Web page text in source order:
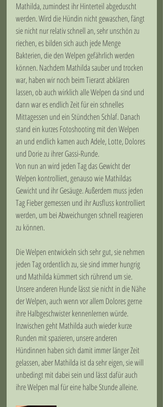
Mathilda, zumindest ihr Hinterteil abgeduscht
werden. Wird die Hündin nicht gewaschen, fängt
sie nicht nur relativ schnell an, sehr unschön zu
riechen, es bilden sich auch jede Menge
Bakterien, die den Welpen gefährlich werden
können. Nachdem Mathilda sauber und trocken
war, haben wir noch beim Tierarzt abklären
lassen, ob auch wirklich alle Welpen da sind und
dann war es endlich Zeit für ein schnelles
Mittagessen und ein Stündchen Schlaf. Danach
stand ein kurzes Fotoshooting mit den Welpen
an und endlich kamen auch Adele, Lotte, Dolores
und Dorie zu ihrer Gassi-Runde.
Von nun an wird jeden Tag das Gewicht der
Welpen kontrolliert, genauso wie Mathildas
Gewicht und ihr Gesäuge. Außerdem muss jeden
Tag Fieber gemessen und ihr Ausfluss kontrolliert
werden, um bei Abweichungen schnell reagieren
zu können.
Die Welpen entwickeln sich sehr gut, sie nehmen
jeden Tag ordentlich zu, sie sind immer hungrig
und Mathilda kümmert sich rührend um sie.
Unsere anderen Hunde lässt sie nicht in die Nähe
der Welpen, auch wenn vor allem Dolores gerne
ihre Halbgeschwister kennenlernen würde.
Inzwischen geht Mathilda auch wieder kurze
Runden mit spazieren, unsere anderen
Hündinnen haben sich damit immer länger Zeit
gelassen, aber Mathilda ist da sehr eigen, sie will
unbedingt mit dabei sein und lässt dafür auch
ihre Welpen mal für eine halbe Stunde alleine.